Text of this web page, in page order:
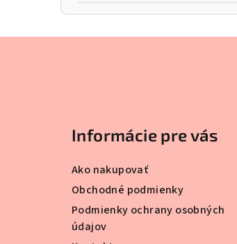
Informácie pre vás
Ako nakupovať
Obchodné podmienky
Podmienky ochrany osobných
údajov